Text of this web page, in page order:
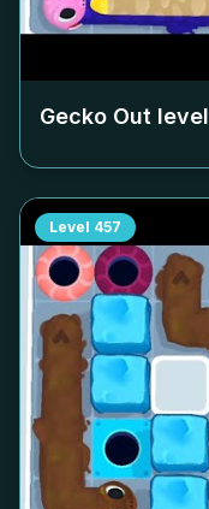
Gecko Out level
Level 457